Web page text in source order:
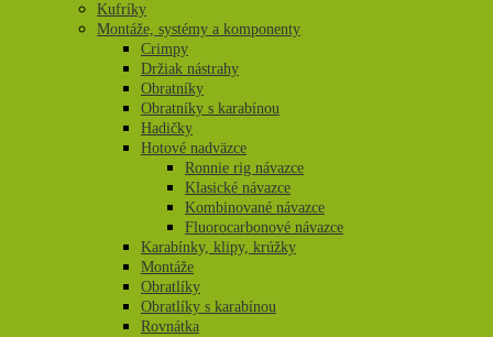
Kufríky
Montáže, systémy a komponenty
Crimpy
Držiak nástrahy
Obratníky
Obratníky s karabínou
Hadičky
Hotové nadväzce
Ronnie rig návazce
Klasické návazce
Kombinované návazce
Fluorocarbonové návazce
Karabínky, klipy, krúžky
Montáže
Obratlíky
Obratlíky s karabínou
Rovnátka